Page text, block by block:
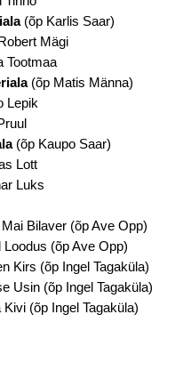
(õp Karlis Saar)
Mägi
Tootmaa
(õp Matis Männa)
Lepik
(õp Kaupo Saar)
Lott
Luks
Mai Bilaver (õp Ave Opp)
Loodus (õp Ave Opp)
Kirs (õp Ingel Tagaküla)
Usin (õp Ingel Tagaküla)
Kivi (õp Ingel Tagaküla)